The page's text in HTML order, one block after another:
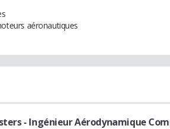
aéronautiques
- Ingénieur Aérodynamique